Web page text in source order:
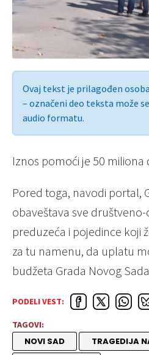
Ovaj tekst je prilagođen
– označeni deo teksta može
audio formatu.
Iznos pomoći je 50 miliona
Pored toga, navodi portal,
obaveštava sve
preduzeća i pojedince koji
za tu namenu, da uplatu
budžeta Grada Novog
PODELI VEST:
TAGOVI:
NOVI SAD
TRAGEDIJA